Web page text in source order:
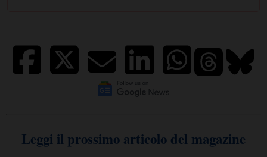
Leggi il prossimo articolo del magazine